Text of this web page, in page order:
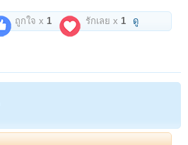
ถูกใจ x 1 รักเลย x 1 ดู